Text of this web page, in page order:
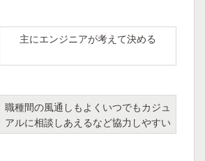
主にエンジニアが考えて決める
職種間の風通しもよくいつでもカジュ
アルに相談しあえるなど協力しやすい